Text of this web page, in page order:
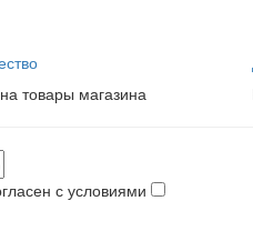
товары магазина
с условиями